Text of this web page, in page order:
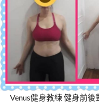
Venus健身教練 健身前後